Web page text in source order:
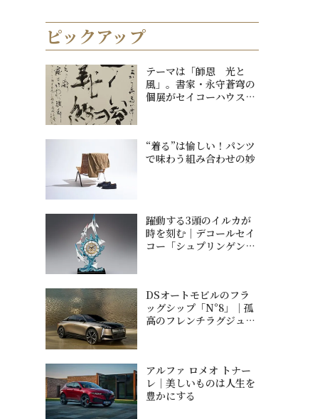
ピックアップ
テーマは「師恩 光と
風」。書家・永守蒼穹の
個展がセイコーハウスホ
“着る”は愉しい！パンツ
で味わう組み合わせの妙
躍動する3頭のイルカが
時を刻む｜デコールセイ
コー「シュプリンゲンク
DSオートモビルのフラ
ッグシップ「N°8」｜孤
高のフレンチラグジュア
アルファ ロメオ トナー
レ｜美しいものは人生を
豊かにする